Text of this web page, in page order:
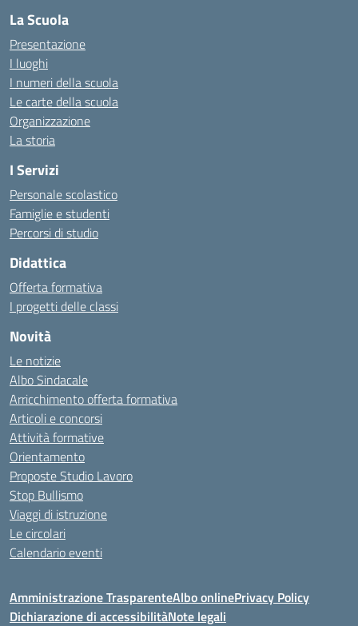
La Scuola
Presentazione
I luoghi
I numeri della scuola
Le carte della scuola
Organizzazione
La storia
I Servizi
Personale scolastico
Famiglie e studenti
Percorsi di studio
Didattica
Offerta formativa
I progetti delle classi
Novità
Le notizie
Albo Sindacale
Arricchimento offerta formativa
Articoli e concorsi
Attività formative
Orientamento
Proposte Studio Lavoro
Stop Bullismo
Viaggi di istruzione
Le circolari
Calendario eventi
Amministrazione TrasparenteAlbo onlinePrivacy Policy
Dichiarazione di accessibilitàNote legali